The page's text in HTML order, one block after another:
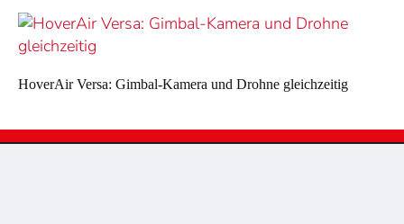
HoverAir Versa: Gimbal-Kamera und Drohne gleichzeitig